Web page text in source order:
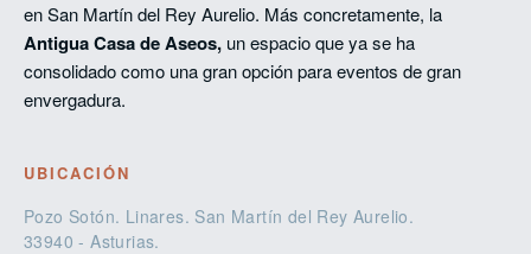
en San Martín del Rey Aurelio. Más concretamente, la
Antigua Casa de Aseos, un espacio que ya se ha
consolidado como una gran opción para eventos de gran
envergadura.
UBICACIÓN
Pozo Sotón. Linares. San Martín del Rey Aurelio.
33940 - Asturias.